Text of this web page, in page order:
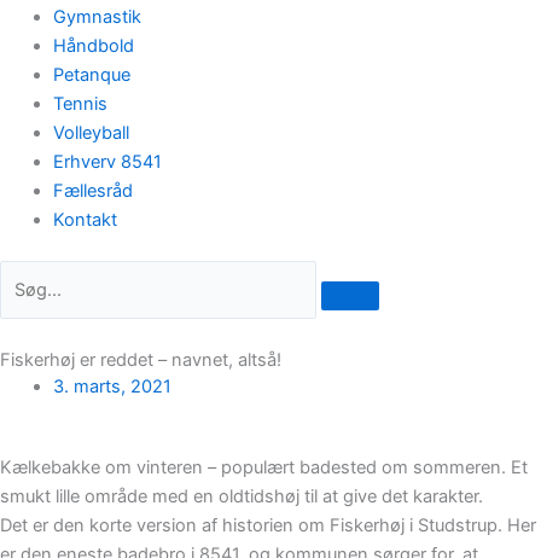
Gymnastik
Håndbold
Petanque
Tennis
Volleyball
Erhverv 8541
Fællesråd
Kontakt
Fiskerhøj er reddet – navnet, altså!
3. marts, 2021
Kælkebakke om vinteren – populært badested om sommeren. Et
smukt lille område med en oldtidshøj til at give det karakter.
Det er den korte version af historien om Fiskerhøj i Studstrup. Her